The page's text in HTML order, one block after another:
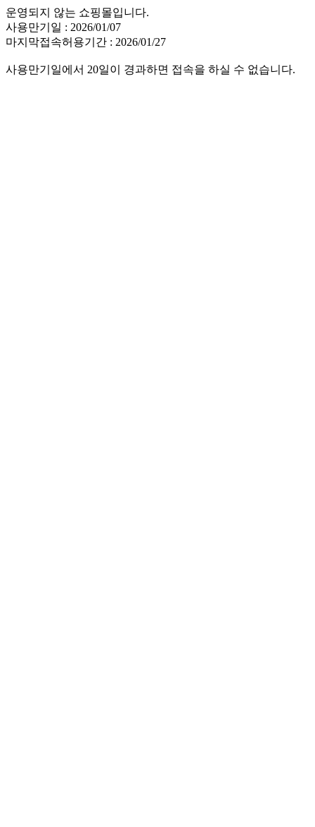
운영되지 않는 쇼핑몰입니다.
사용만기일 : 2026/01/07
마지막접속허용기간 : 2026/01/27
사용만기일에서 20일이 경과하면 접속을 하실 수 없습니다.